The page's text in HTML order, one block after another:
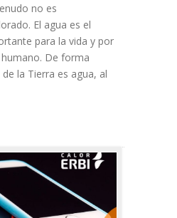
no es
El agua es el
para la vida y por
De forma
la Tierra es agua, al